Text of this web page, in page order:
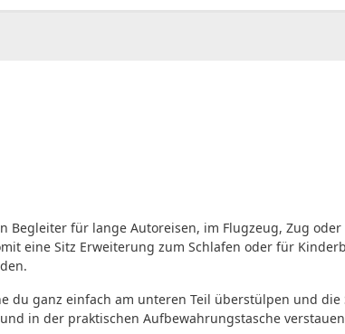
Begleiter für lange Autoreisen, im Flugzeug, Zug oder
eine Sitz Erweiterung zum Schlafen oder für
du ganz einfach am unteren Teil überstülpen und
in der praktischen Aufbewahrungstasche